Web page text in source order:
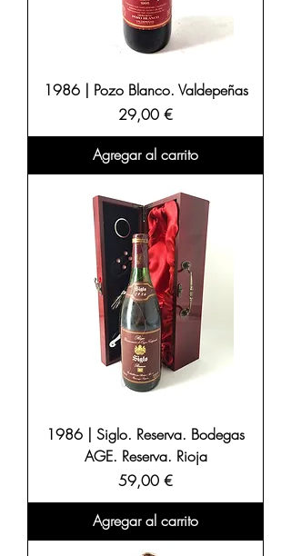
1986 | Pozo Blanco. Valdepeñas
Precio
29,00 €
Agregar al carrito
1986 | Siglo. Reserva. Bodegas
AGE. Reserva. Rioja
Precio
59,00 €
Agregar al carrito